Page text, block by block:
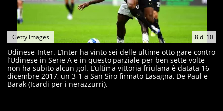
8di 10
Getty Images
Udinese-Inter. L’Inter ha vinto sei delle ultime otto gare contro
l’Udinese in Serie A e in questo parziale per ben sette volte
non ha subito alcun gol. L’ultima vittoria friulana è datata 16
dicembre 2017, un 3-1 a San Siro firmato Lasagna, De Paul e
Barak (Icardi per i nerazzurri).